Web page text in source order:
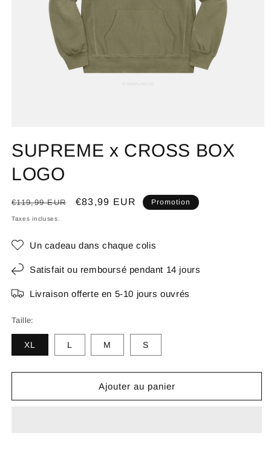
SUPREME x CROSS BOX
LOGO
Prix
habituel
€119,99 EUR
Prix
€83,99 EUR Promotion
Taxes incluses.
Un cadeau dans chaque colis
Satisfait ou remboursé pendant 14 jours
Livraison offerte en 5-10 jours ouvrés
Taille:
XL L M S
Ajouter au panier